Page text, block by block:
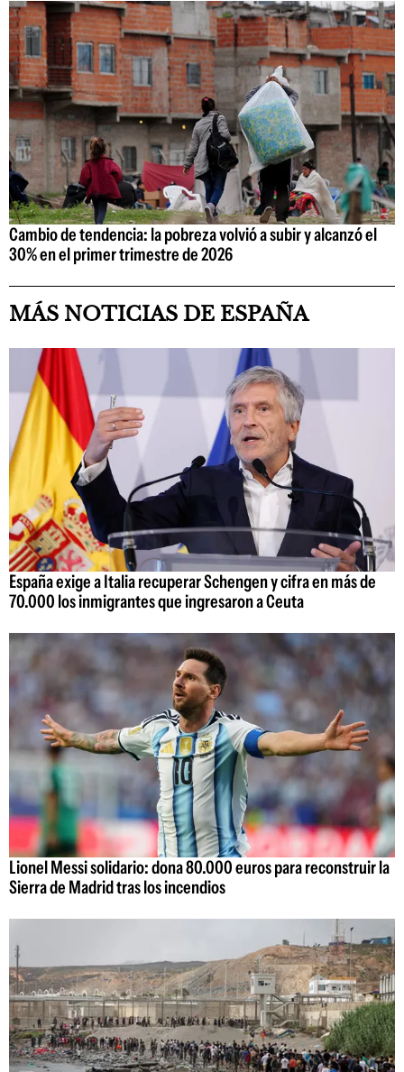
Cambio de tendencia: la pobreza volvió a subir y alcanzó el
30% en el primer trimestre de 2026
MÁS NOTICIAS DE ESPAÑA
España exige a Italia recuperar Schengen y cifra en más de
70.000 los inmigrantes que ingresaron a Ceuta
Lionel Messi solidario: dona 80.000 euros para reconstruir la
Sierra de Madrid tras los incendios